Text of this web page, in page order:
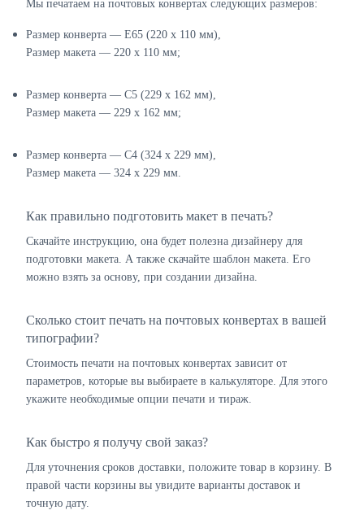
Мы печатаем на почтовых конвертах следующих размеров:
Размер конверта — E65 (220 х 110 мм),
Размер макета — 220 х 110 мм;
Размер конверта — C5 (229 х 162 мм),
Размер макета — 229 х 162 мм;
Размер конверта — C4 (324 х 229 мм),
Размер макета — 324 х 229 мм.
Как правильно подготовить макет в печать?
Скачайте инструкцию, она будет полезна дизайнеру для
подготовки макета. А также скачайте шаблон макета. Его
можно взять за основу, при создании дизайна.
Сколько стоит печать на почтовых конвертах в вашей
типографии?
Стоимость печати на почтовых конвертах зависит от
параметров, которые вы выбираете в калькуляторе. Для этого
укажите необходимые опции печати и тираж.
Как быстро я получу свой заказ?
Для уточнения сроков доставки, положите товар в корзину. В
правой части корзины вы увидите варианты доставок и
точную дату.